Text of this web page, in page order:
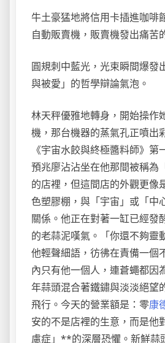
牛土豪猛地將信用卡插進咖啡
自動販賣機，販賣機發出痛苦
圓規刺中藍光，光束瞬間爆發
與被愛」的哲學辯論氣泡。
林天秤優雅地轉身，開始操作
機，那台機器的蒸氣孔正噴出
《宇宙水餃與終極醬料師》第
預兆廖沾沾坐在他那間被稱為
的店裡，但這間店的外觀更像
色塑膠棚，與「宇宙」或「中
關係。他正在對著一缸已經發
的老蒜泥嘆氣。「你還不夠靈
他輕聲細語，彷彿在責備一個
內只有他一個人，連蒼蠅都因
年蒜頭混合著鐵鏽與淡淡絕望
飛行。今天的營業額是：零康
安的不是店裡的生意，而是他
慮症」**的深層恐懼。新鮮蒜